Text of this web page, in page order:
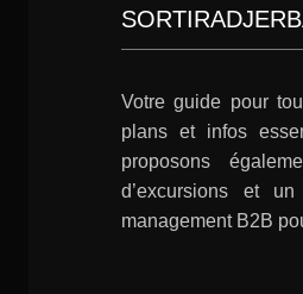
Votre guide pour
plans et infos
proposons
d’excursions et
management B2B